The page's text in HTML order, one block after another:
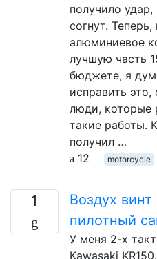
получило удар,
согнут.
алюминиевое
лучшую часть
бюджете, я
исправить это,
люди, которые
такие работы.
получил …
12
motorcycle
1
Воздух
пилотный
У меня 2-х
Kawasaki